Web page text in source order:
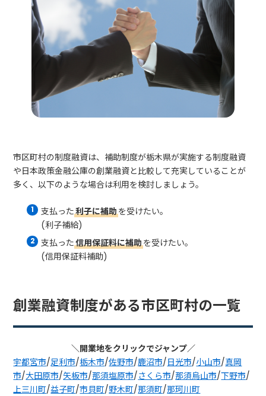
市区町村の制度融資は、補助制度が栃木県が実施する制度融資
や日本政策金融公庫の創業融資と比較して充実していることが
多く、以下のような場合は利用を検討しましょう。
支払った利子に補助を受けたい。
(利子補給)
支払った信用保証料に補助を受けたい。
(信用保証料補助)
創業融資制度がある市区町村の一覧
＼開業地をクリックでジャンプ／
宇都宮市/足利市/栃木市/佐野市/鹿沼市/日光市/小山市/真岡
市/大田原市/矢板市/那須塩原市/さくら市/那須烏山市/下野市/
上三川町/益子町/市貝町/野木町/那須町/那珂川町